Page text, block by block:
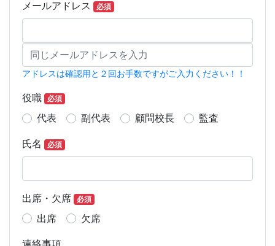
メールアドレス 必須
アドレスは確認用と２回お手数ですがご入力ください！！
役職 必須
代表 副代表 顧問校長 監査
氏名 必須
出席・欠席 必須
出席 欠席
連絡事項